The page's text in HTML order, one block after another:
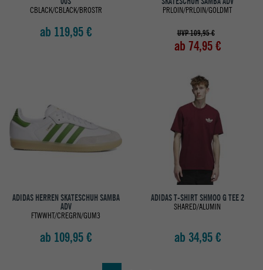
CBLACK/CBLACK/BROSTR
ab 119,95 €
PRLOIN/PRLOIN/GOLDMT
UVP 109,95 €
ab 74,95 €
ADIDAS HERREN SKATESCHUH SAMBA
ADV
FTWWHT/CREGRN/GUM3
ab 109,95 €
ADIDAS T-SHIRT SHMOO G TEE 2
SHARED/ALUMIN
ab 34,95 €